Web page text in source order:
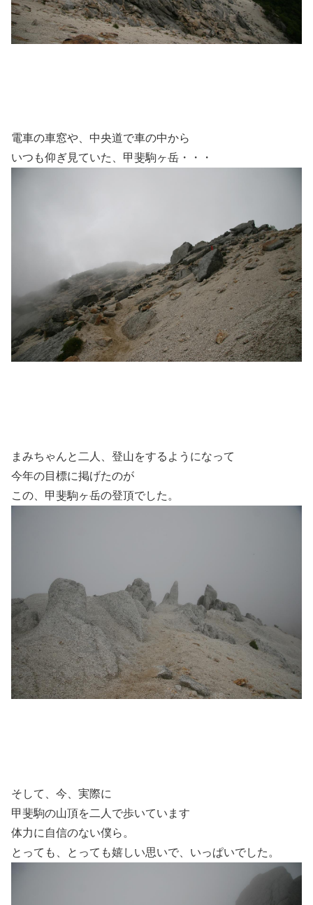
電車の車窓や、中央道で車の中から
いつも仰ぎ見ていた、甲斐駒ヶ岳・・・
まみちゃんと二人、登山をするようになって
今年の目標に掲げたのが
この、甲斐駒ヶ岳の登頂でした。
そして、今、実際に
甲斐駒の山頂を二人で歩いています
体力に自信のない僕ら。
とっても、とっても嬉しい思いで、いっぱいでした。